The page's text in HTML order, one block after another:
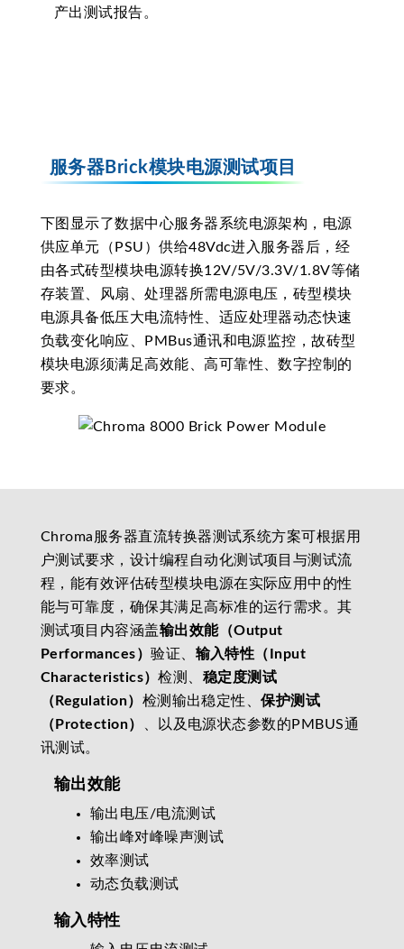
产出测试报告。
服务器Brick模块电源测试项目
下图显示了数据中心服务器系统电源架构，电源
供应单元（PSU）供给48Vdc进入服务器后，经
由各式砖型模块电源转换12V/5V/3.3V/1.8V等储
存装置、风扇、处理器所需电源电压，砖型模块
电源具备低压大电流特性、适应处理器动态快速
负载变化响应、PMBus通讯和电源监控，故砖型
模块电源须满足高效能、高可靠性、数字控制的
要求。
Chroma服务器直流转换器测试系统方案可根据用
户测试要求，设计编程自动化测试项目与测试流
程，能有效评估砖型模块电源在实际应用中的性
能与可靠度，确保其满足高标准的运行需求。其
测试项目内容涵盖输出效能（Output
Performances）验证、 输入特性（Input
Characteristics）检测、 稳定度测试
（Regulation） 检测输出稳定性、保护测试
（Protection）
、以及电源状态参数的PMBUS通
讯测试。
输出效能
输出电压/电流测试
输出峰对峰噪声测试
效率测试
动态负载测试
输入特性